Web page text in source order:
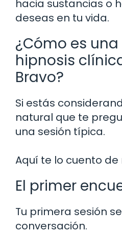
hacia sustancias o
deseas en tu vida.
¿Cómo es
hipnosis
Bravo?
Si estás
natural que te
una sesión típica.
Aquí te lo cuento
El primer
Tu primera sesión
conversación.